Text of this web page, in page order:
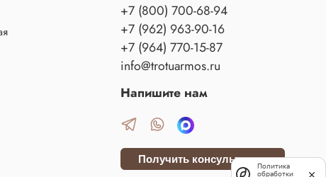
+7 (800) 700-68-94
+7 (962) 963-90-16
+7 (964) 770-15-87
info@trotuarmos.ru
Напишите нам
Получить консультацию
Политика
обработки